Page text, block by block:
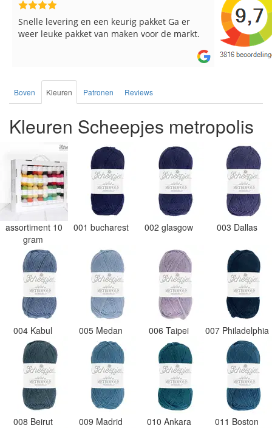
Reeds meerdere keren breigaren en
breinaalden besteld, altijd heel tevreden over
Snelle
Boven Kleuren Patronen Reviews
Kleuren Scheepjes metropolis
assortiment 10
gram
001 bucharest 002 glasgow 003 Dallas
004 Kabul 005 Medan 006 Taipei 007 Philadelphia
008 Beirut 009 Madrid 010 Ankara 011 Boston